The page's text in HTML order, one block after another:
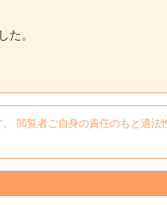
た。
閲覧者ご自身の責任のもと適法